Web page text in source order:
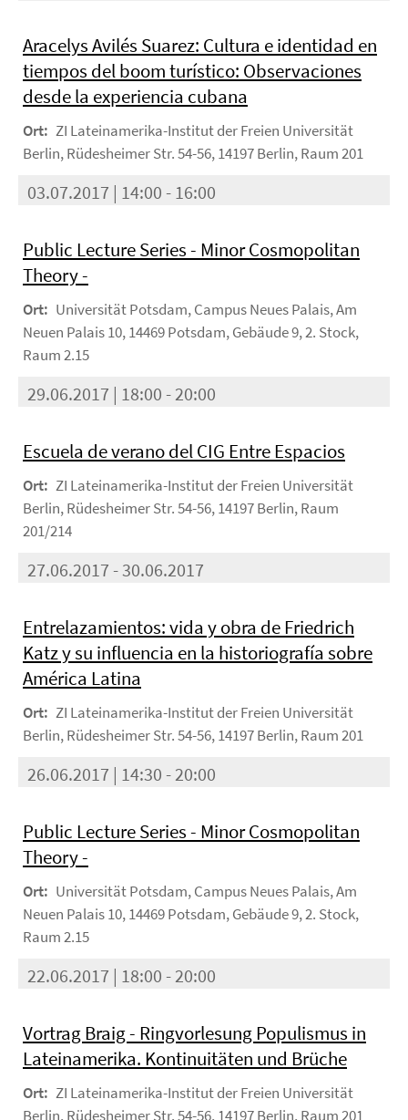
Aracelys Avilés Suarez: Cultura e identidad en
tiempos del boom turístico: Observaciones
desde la experiencia cubana
Ort: ZI Lateinamerika-Institut der Freien Universität
Berlin, Rüdesheimer Str. 54-56, 14197 Berlin, Raum 201
03.07.2017 | 14:00 - 16:00
Public Lecture Series - Minor Cosmopolitan
Theory -
Ort: Universität Potsdam, Campus Neues Palais, Am
Neuen Palais 10, 14469 Potsdam, Gebäude 9, 2. Stock,
Raum 2.15
29.06.2017 | 18:00 - 20:00
Escuela de verano del CIG Entre Espacios
Ort: ZI Lateinamerika-Institut der Freien Universität
Berlin, Rüdesheimer Str. 54-56, 14197 Berlin, Raum
201/214
27.06.2017 - 30.06.2017
Entrelazamientos: vida y obra de Friedrich
Katz y su influencia en la historiografía sobre
América Latina
Ort: ZI Lateinamerika-Institut der Freien Universität
Berlin, Rüdesheimer Str. 54-56, 14197 Berlin, Raum 201
26.06.2017 | 14:30 - 20:00
Public Lecture Series - Minor Cosmopolitan
Theory -
Ort: Universität Potsdam, Campus Neues Palais, Am
Neuen Palais 10, 14469 Potsdam, Gebäude 9, 2. Stock,
Raum 2.15
22.06.2017 | 18:00 - 20:00
Vortrag Braig - Ringvorlesung Populismus in
Lateinamerika. Kontinuitäten und Brüche
Ort: ZI Lateinamerika-Institut der Freien Universität
Berlin, Rüdesheimer Str. 54-56, 14197 Berlin, Raum 201